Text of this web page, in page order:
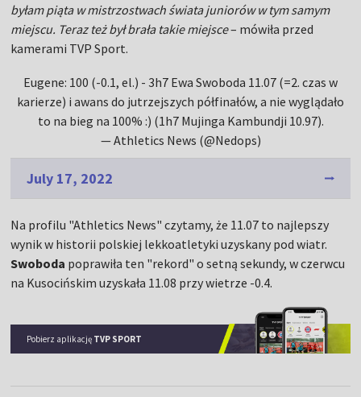
byłam piąta w mistrzostwach świata juniorów w tym samym
miejscu. Teraz też był brała takie miejsce– mówiła przed
kamerami TVP Sport.
Eugene: 100 (-0.1, el.) - 3h7 Ewa Swoboda 11.07 (=2. czas w
karierze) i awans do jutrzejszych półfinałów, a nie wyglądało
to na bieg na 100% :) (1h7 Mujinga Kambundji 10.97).
— Athletics News (@Nedops)
July 17, 2022
Na profilu "Athletics News" czytamy, że 11.07 to najlepszy
wynik w historii polskiej lekkoatletyki uzyskany pod wiatr.
Swoboda poprawiła ten "rekord" o setną sekundy, w czerwcu
na Kusocińskim uzyskała 11.08 przy wietrze -0.4.
Pobierz aplikację TVP SPORT